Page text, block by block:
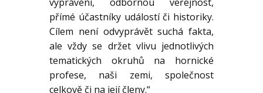
přímé účastníky událostí či historiky.
Cílem není odvyprávět suchá fakta,
ale vždy se držet vlivu jednotlivých
tematických okruhů na hornické
profese, naši zemi, společnost
celkově či na její členy.“